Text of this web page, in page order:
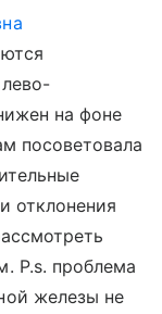
на фоне
посоветовала
отклонения
P.s. проблема
железы не